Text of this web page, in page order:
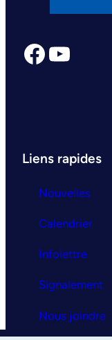
Facebook YouTube
Liens rapides
Nouvelles
Calendrier
Infolettre
Signalement
Nous joindre